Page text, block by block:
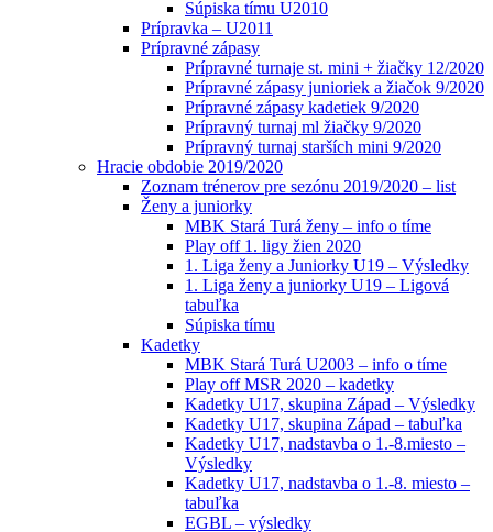
Súpiska tímu U2010
Prípravka – U2011
Prípravné zápasy
Prípravné turnaje st. mini + žiačky 12/2020
Prípravné zápasy junioriek a žiačok 9/2020
Prípravné zápasy kadetiek 9/2020
Prípravný turnaj ml žiačky 9/2020
Prípravný turnaj starších mini 9/2020
Hracie obdobie 2019/2020
Zoznam trénerov pre sezónu 2019/2020 – list
Ženy a juniorky
MBK Stará Turá ženy – info o tíme
Play off 1. ligy žien 2020
1. Liga ženy a Juniorky U19 – Výsledky
1. Liga ženy a juniorky U19 – Ligová
tabuľka
Súpiska tímu
Kadetky
MBK Stará Turá U2003 – info o tíme
Play off MSR 2020 – kadetky
Kadetky U17, skupina Západ – Výsledky
Kadetky U17, skupina Západ – tabuľka
Kadetky U17, nadstavba o 1.-8.miesto –
Výsledky
Kadetky U17, nadstavba o 1.-8. miesto –
tabuľka
EGBL – výsledky